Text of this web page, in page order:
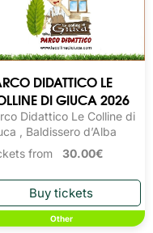
DIDATTICO LE
DI GIUCA 2026
Didattico Le Colline di
, Baldissero d’Alba
from 30.00€
Other